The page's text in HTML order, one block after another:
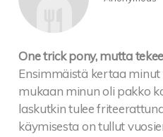
One trick pony, mutta
Ensimmäistä kertaa
mukaan minun oli pakko
laskutkin tulee
käymisesta on tullut